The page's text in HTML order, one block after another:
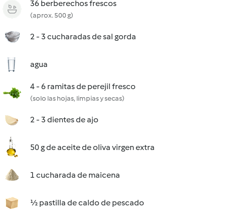
36 berberechos frescos
(aprox. 500 g)
2 - 3 cucharadas de sal gorda
agua
4 - 6 ramitas de perejil fresco
(solo las hojas, limpias y secas)
2 - 3 dientes de ajo
50 g de aceite de oliva virgen extra
1 cucharada de maicena
½ pastilla de caldo de pescado